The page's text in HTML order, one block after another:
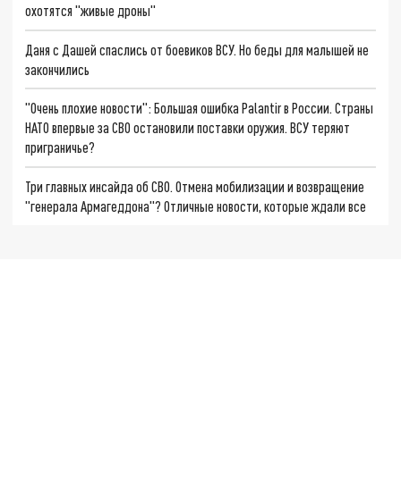
охотятся "живые дроны"
Даня с Дашей спаслись от боевиков ВСУ. Но беды для малышей не
закончились
"Очень плохие новости": Большая ошибка Palantir в России. Страны
НАТО впервые за СВО остановили поставки оружия. ВСУ теряют
приграничье?
Три главных инсайда об СВО. Отмена мобилизации и возвращение
"генерала Армагеддона"? Отличные новости, которые ждали все